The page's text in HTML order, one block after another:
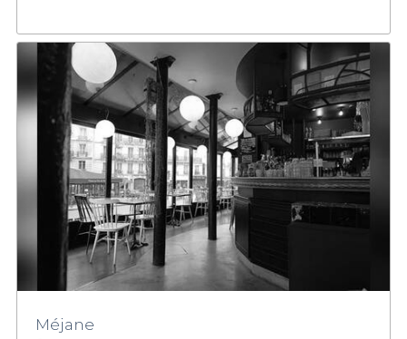
Méjane